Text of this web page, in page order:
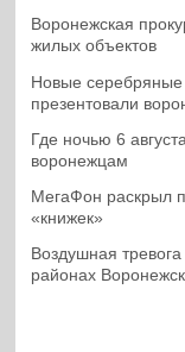
Воронежская
жилых объектов
Новые серебряные
презентовали
Где ночью 6
воронежцам
МегаФон раскрыл
«книжек»
Воздушная
районах